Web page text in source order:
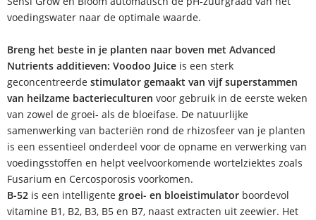
voedingswater naar de optimale waarde.
Breng het beste in je planten naar boven met Advanced
Nutrients additieven: Voodoo Juice is een sterk
geconcentreerde stimulator gemaakt van vijf superstammen
van heilzame bacterieculturen voor gebruik in de eerste weken
van zowel de groei- als de bloeifase. De natuurlijke
samenwerking van bacteriën rond de rhizosfeer van je planten
is een essentieel onderdeel voor de opname en verwerking van
voedingsstoffen en helpt veelvoorkomende wortelziektes zoals
Fusarium en Cercosporosis voorkomen.
B-52 is een intelligente groei- en bloeistimulator boordevol
vitamine B1, B2, B3, B5 en B7, naast extracten uit zeewier. Het